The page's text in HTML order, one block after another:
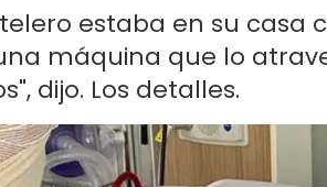
estaba en su casa
máquina que lo
dijo. Los detalles.